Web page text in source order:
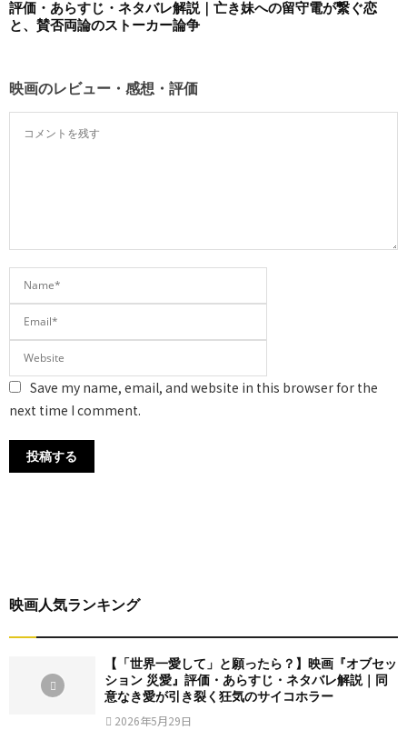
評価・あらすじ・ネタバレ解説｜亡き妹への留守電が繋ぐ恋
と、賛否両論のストーカー論争
映画のレビュー・感想・評価
Save my name, email, and website in this browser for the
next time I comment.
映画人気ランキング
【「世界一愛して」と願ったら？】映画『オブセッ
ション 災愛』評価・あらすじ・ネタバレ解説｜同
意なき愛が引き裂く狂気のサイコホラー
2026年5月29日